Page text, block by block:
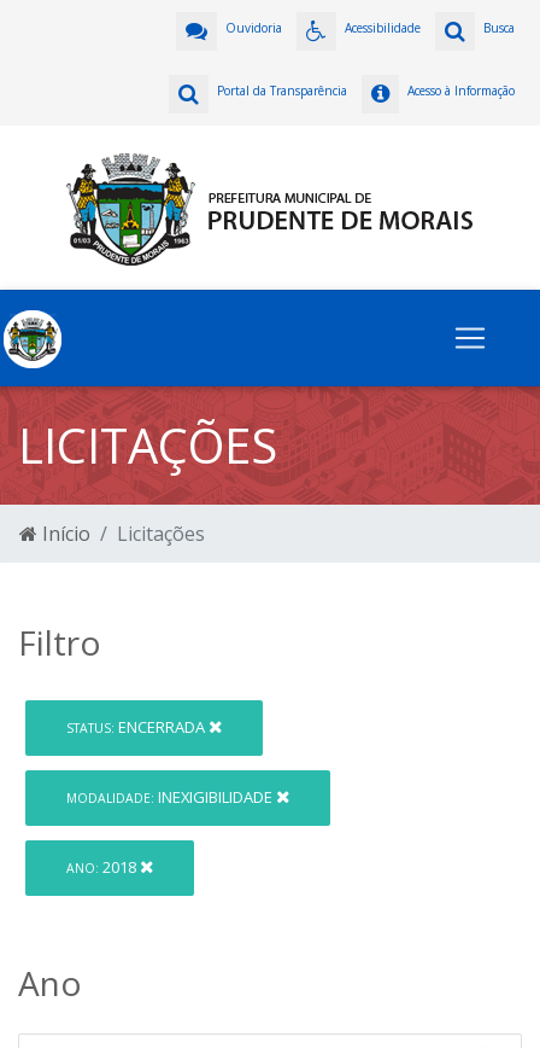
Busca
Acessibilidade
Ouvidoria
Acesso à Informação
Portal da Transparência
LICITAÇÕES
Início Licitações
Filtro
STATUS: ENCERRADA
MODALIDADE: INEXIGIBILIDADE
ANO: 2018
Ano